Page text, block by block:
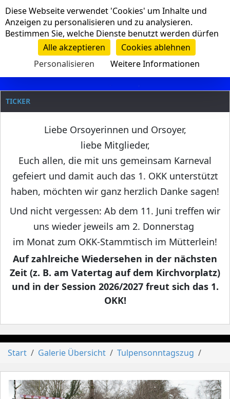
Navigation
Clanname
TICKER
Liebe Orsoyerinnen und Orsoyer,
liebe Mitglieder,
Euch allen, die mit uns gemeinsam Karneval
gefeiert und damit auch das 1. OKK unterstützt
haben, möchten wir ganz herzlich Danke sagen!
Und nicht vergessen: Ab dem 11. Juni treffen wir
uns wieder jeweils am 2. Donnerstag
im Monat zum OKK-Stammtisch im Mütterlein!
Auf zahlreiche Wiedersehen in der nächsten
Zeit (z. B. am Vatertag auf dem Kirchvorplatz)
und in der Session 2026/2027 freut sich das 1.
OKK!
Start Galerie Übersicht Tulpensonntagszug
Cookie-Einstellungen
Diese Webseite verwendet 'Cookies' um Inhalte und
Anzeigen zu personalisieren und zu analysieren.
Bestimmen Sie, welche Dienste benutzt werden dürfen
Alle akzeptieren
Cookies ablehnen
Personalisieren
Weitere Informationen